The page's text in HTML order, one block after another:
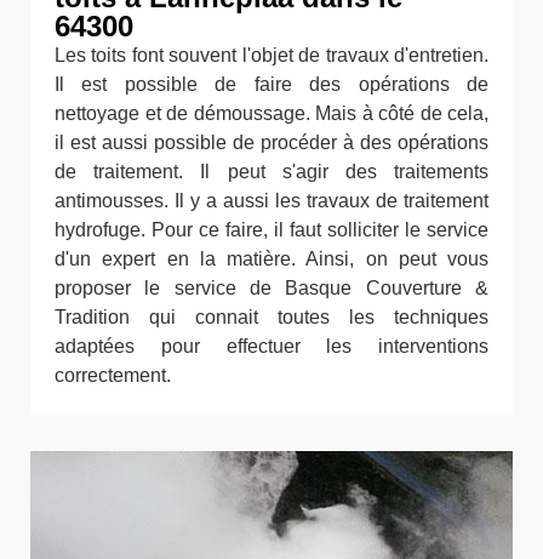
64300
Les toits font souvent l'objet de travaux d'entretien.
Il est possible de faire des opérations de
nettoyage et de démoussage. Mais à côté de cela,
il est aussi possible de procéder à des opérations
de traitement. Il peut s'agir des traitements
antimousses. Il y a aussi les travaux de traitement
hydrofuge. Pour ce faire, il faut solliciter le service
d'un expert en la matière. Ainsi, on peut vous
proposer le service de Basque Couverture &
Tradition qui connait toutes les techniques
adaptées pour effectuer les interventions
correctement.